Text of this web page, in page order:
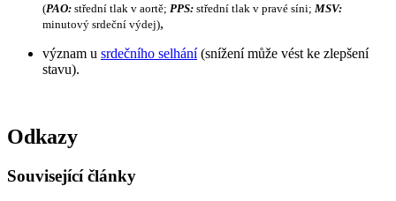
(PAO: střední tlak v aortě; PPS: střední tlak v pravé síni; MSV:
minutový srdeční výdej),
význam u srdečního selhání(snížení může vést ke zlepšení
stavu).
Odkazy
Související články